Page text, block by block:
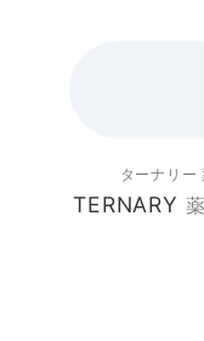
ターナリー
TERNARY